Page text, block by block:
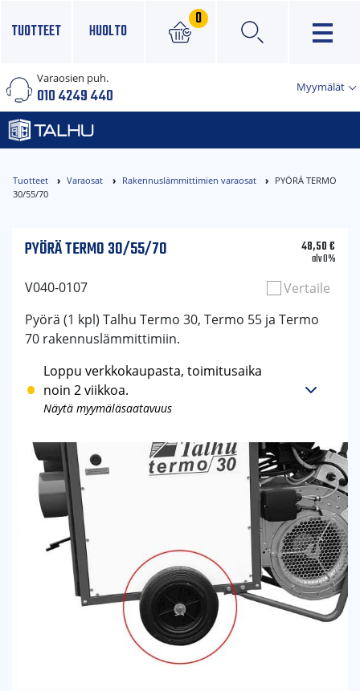
TUOTTEET HUOLTO
0
×
Varaosien puh.
010 4249 440 Myymälät
Tuotteet Varaosat Rakennuslämmittimien varaosat
PYÖRÄ TERMO
30/55/70
PYÖRÄ TERMO 30/55/70 48,50€
alv 0%
V040-0107
Vertaile
Pyörä (1 kpl) Talhu Termo 30, Termo 55 ja Termo
70 rakennuslämmittimiin.
Loppu verkkokaupasta, toimitusaika
noin 2 viikkoa.
Näytä myymäläsaatavuus